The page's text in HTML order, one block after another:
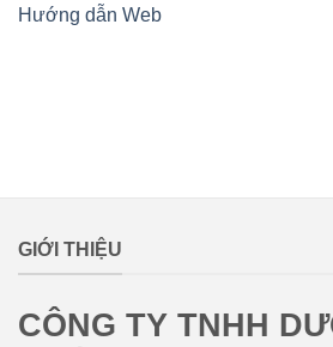
Hướng dẫn Web
GIỚI THIỆU
CÔNG TY TNHH